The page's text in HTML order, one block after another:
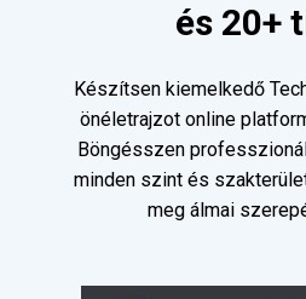
és 20+
Készítsen kiemelkedő
önéletrajzot online
Böngésszen
minden szint és
meg álmai